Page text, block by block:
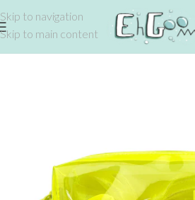
Skip to navigation
Skip to main content